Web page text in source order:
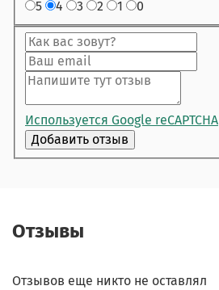
5
4 3 2 1 0
Используется Google reCAPTCHA
Отзывы
Отзывов еще никто не оставлял